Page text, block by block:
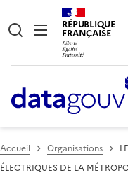
RÉPUBLIQUE
FRANÇAISE
Accueil Organisations
ÉLECTRIQUES DE LA